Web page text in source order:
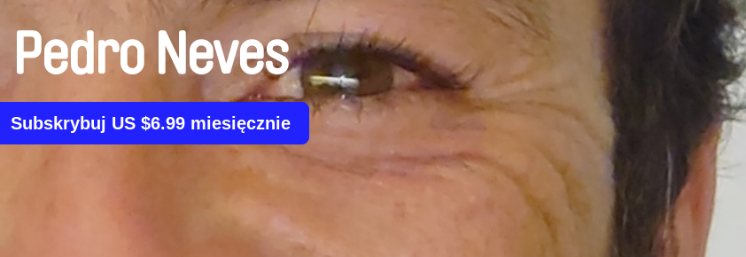
Pedro Neves
Subskrybuj US $6.99 miesięcznie